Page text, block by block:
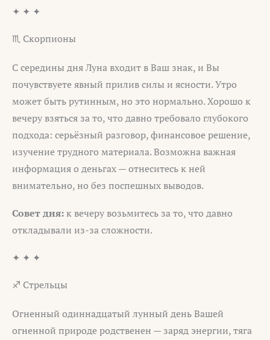
✦ ✦ ✦
♏ Скорпионы
С середины дня Луна входит в Ваш знак, и Вы
почувствуете явный прилив силы и ясности. Утро
может быть рутинным, но это нормально. Хорошо к
вечеру взяться за то, что давно требовало глубокого
подхода: серьёзный разговор, финансовое решение,
изучение трудного материала. Возможна важная
информация о деньгах — отнеситесь к ней
внимательно, но без поспешных выводов.
Совет дня: к вечеру возьмитесь за то, что давно
откладывали из-за сложности.
✦ ✦ ✦
♐ Стрельцы
Огненный одиннадцатый лунный день Вашей
огненной природе родственен — заряд энергии, тяга